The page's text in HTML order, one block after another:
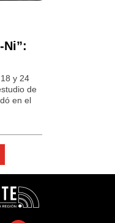
y 24
de
en el